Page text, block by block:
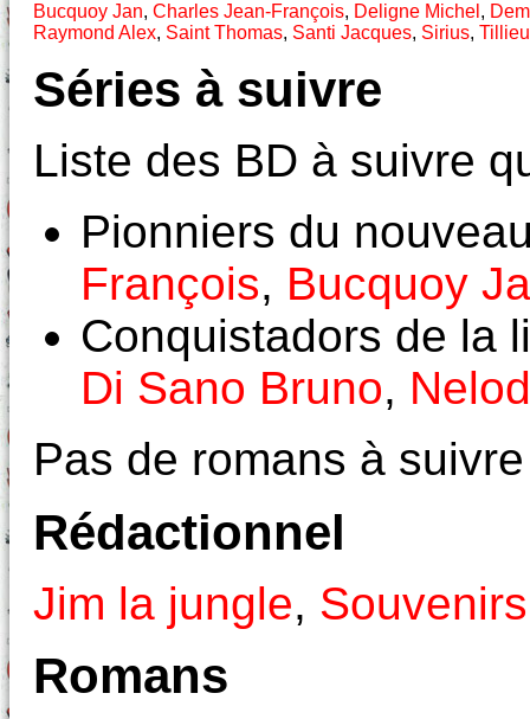
Bucquoy Jan, Charles Jean-François, Deligne Michel ,
Raymond Alex, Saint Thomas, Santi Jacques, Sirius,
Séries à suivre
Liste des BD à suivre
Pionniers du
François, Bucquoy
Conquistadors de la
Di Sano Bruno,
Pas de romans à
Rédactionnel
Jim la jungle,
Romans